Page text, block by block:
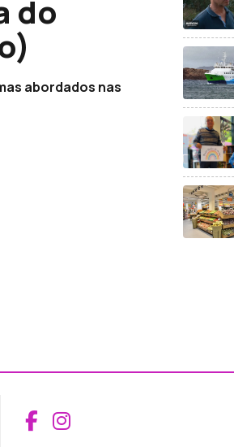
do
abordados nas
Aceder ao
Aceder ao